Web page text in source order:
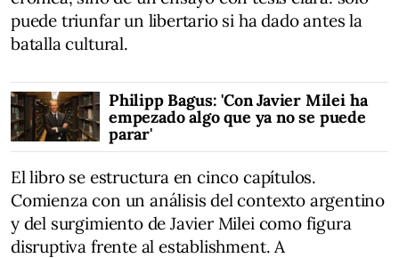
puede triunfar un libertario si ha dado antes la
batalla cultural.
Philipp Bagus: 'Con Javier Milei ha
empezado algo que ya no se puede
parar'
El libro se estructura en cinco capítulos.
Comienza con un análisis del contexto argentino
y del surgimiento de Javier Milei como figura
disruptiva frente al establishment. A